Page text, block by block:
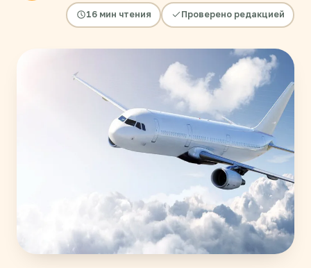
16 мин чтения
Проверено редакцией